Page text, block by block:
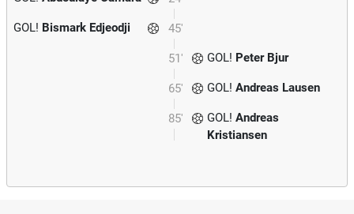
45'
GOL! Bismark Edjeodji
51' GOL! Peter Bjur
65' GOL! Andreas Lausen
85' GOL! Andreas
Kristiansen